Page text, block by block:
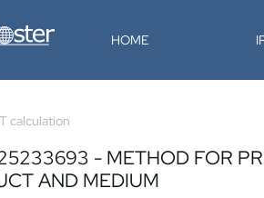
HOME
calculation
- METHOD FOR
AND MEDIUM